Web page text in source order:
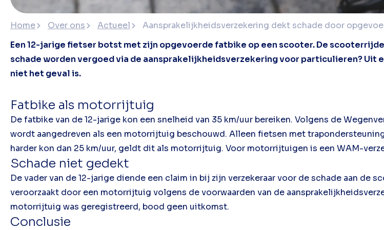
Home Over ons Actueel
Aansprakelijkheidsverzekering dekt schade door
Een 12-jarige fietser botst met zijn opgevoerde fatbike op een scooter. De
schade worden vergoed via de aansprakelijkheidsverzekering voor particulieren?
niet het geval is.
Fatbike als motorrijtuig
De fatbike van de 12-jarige kon een snelheid van 35 km/uur bereiken. Volgens de
wordt aangedreven als een motorrijtuig beschouwd. Alleen fietsen met
harder kon dan 25 km/uur, geldt dit als motorrijtuig. Voor motorrijtuigen is een WAM-
Schade niet gedekt
De vader van de 12-jarige diende een claim in bij zijn verzekeraar voor de schade aan de
veroorzaakt door een motorrijtuig volgens de voorwaarden van de
motorrijtuig was geregistreerd, bood geen uitkomst.
Conclusie